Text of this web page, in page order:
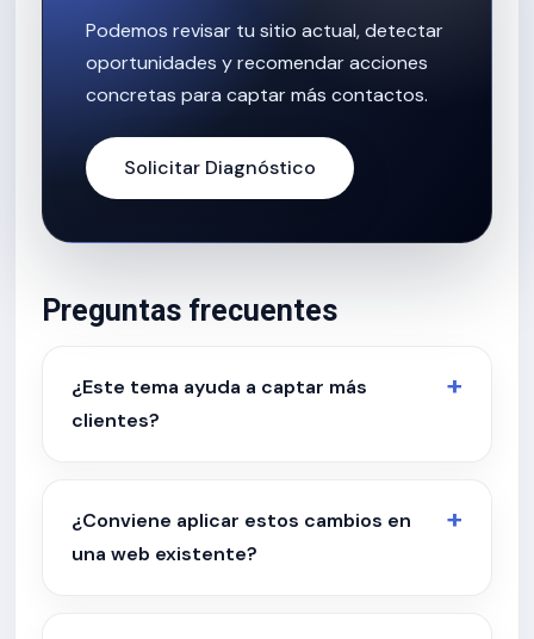
Podemos revisar tu sitio actual, detectar
oportunidades y recomendar acciones
concretas para captar más contactos.
Solicitar Diagnóstico
Preguntas frecuentes
¿Este tema ayuda a captar más
clientes?
¿Conviene aplicar estos cambios en
una web existente?